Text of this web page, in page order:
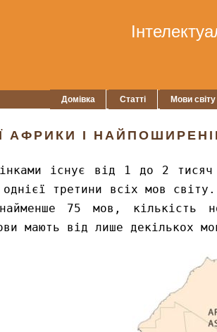
Домівка Статті Мови світу
АФРИКИ І
існує від 1 до 2
однієї третини всіх мов
75 мов, кількість
мають від лише декількох